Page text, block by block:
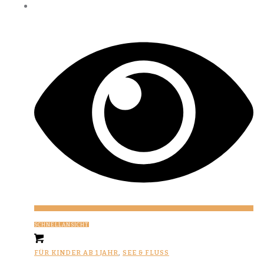
SCHNELLANSICHT
FÜR KINDER AB 1 JAHR, SEE & FLUSS